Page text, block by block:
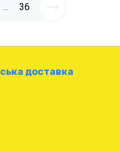
... 36
доставка